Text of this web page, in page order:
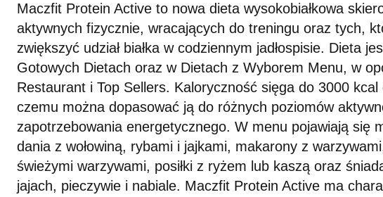
Maczfit Protein Active to nowa dieta wysokobiałkowa
aktywnych fizycznie, wracających do treningu oraz tych,
zwiększyć udział białka w codziennym jadłospisie. Dieta
Gotowych Dietach oraz w Dietach z Wyborem Menu, w
Restaurant i Top Sellers. Kaloryczność sięga do 3000 kcal
czemu można dopasować ją do różnych poziomów
zapotrzebowania energetycznego. W menu pojawiają się
dania z wołowiną, rybami i jajkami, makarony z
świeżymi warzywami, posiłki z ryżem lub kaszą oraz
jajach, pieczywie i nabiale. Maczfit Protein Active ma